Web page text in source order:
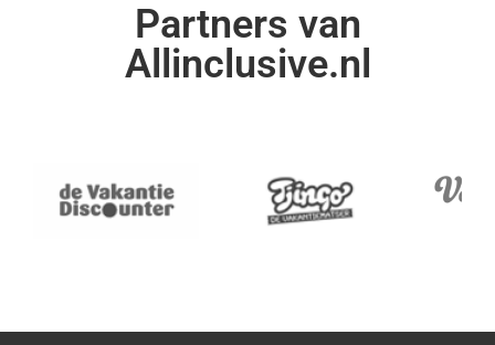
Partners van
Allinclusive.nl